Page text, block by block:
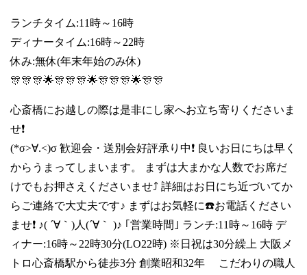
ランチタイム:11時～16時
ディナータイム:16時～22時
休み:無休(年末年始のみ休)
🎊🎊🎊🌟🎊🎊🎊🌟🎊🎊🎊🌟🎊🎊
心斎橋にお越しの際は是非にし家へお立ち寄りくださいま
せ❗
(*σ>∀.<)σ 歓迎会・送別会好評承り中❗ 良いお日にちは早く
からうまってしまいます。 まずは大まかな人数でお席だ
けでもお押さえくださいませ⤴️ 詳細はお日にち近づいてか
らご連絡で大丈夫です♪ まずはお気軽に☎️お電話ください
ませ❗ ♪( ´∀｀)人(´∀｀ )♪ ｢営業時間｣ ランチ:11時～16時 デ
ィナー:16時～22時30分(LO22時) ※日祝は30分繰上 大阪メ
トロ心斎橋駅から徒歩3分 創業昭和32年 こだわりの職人